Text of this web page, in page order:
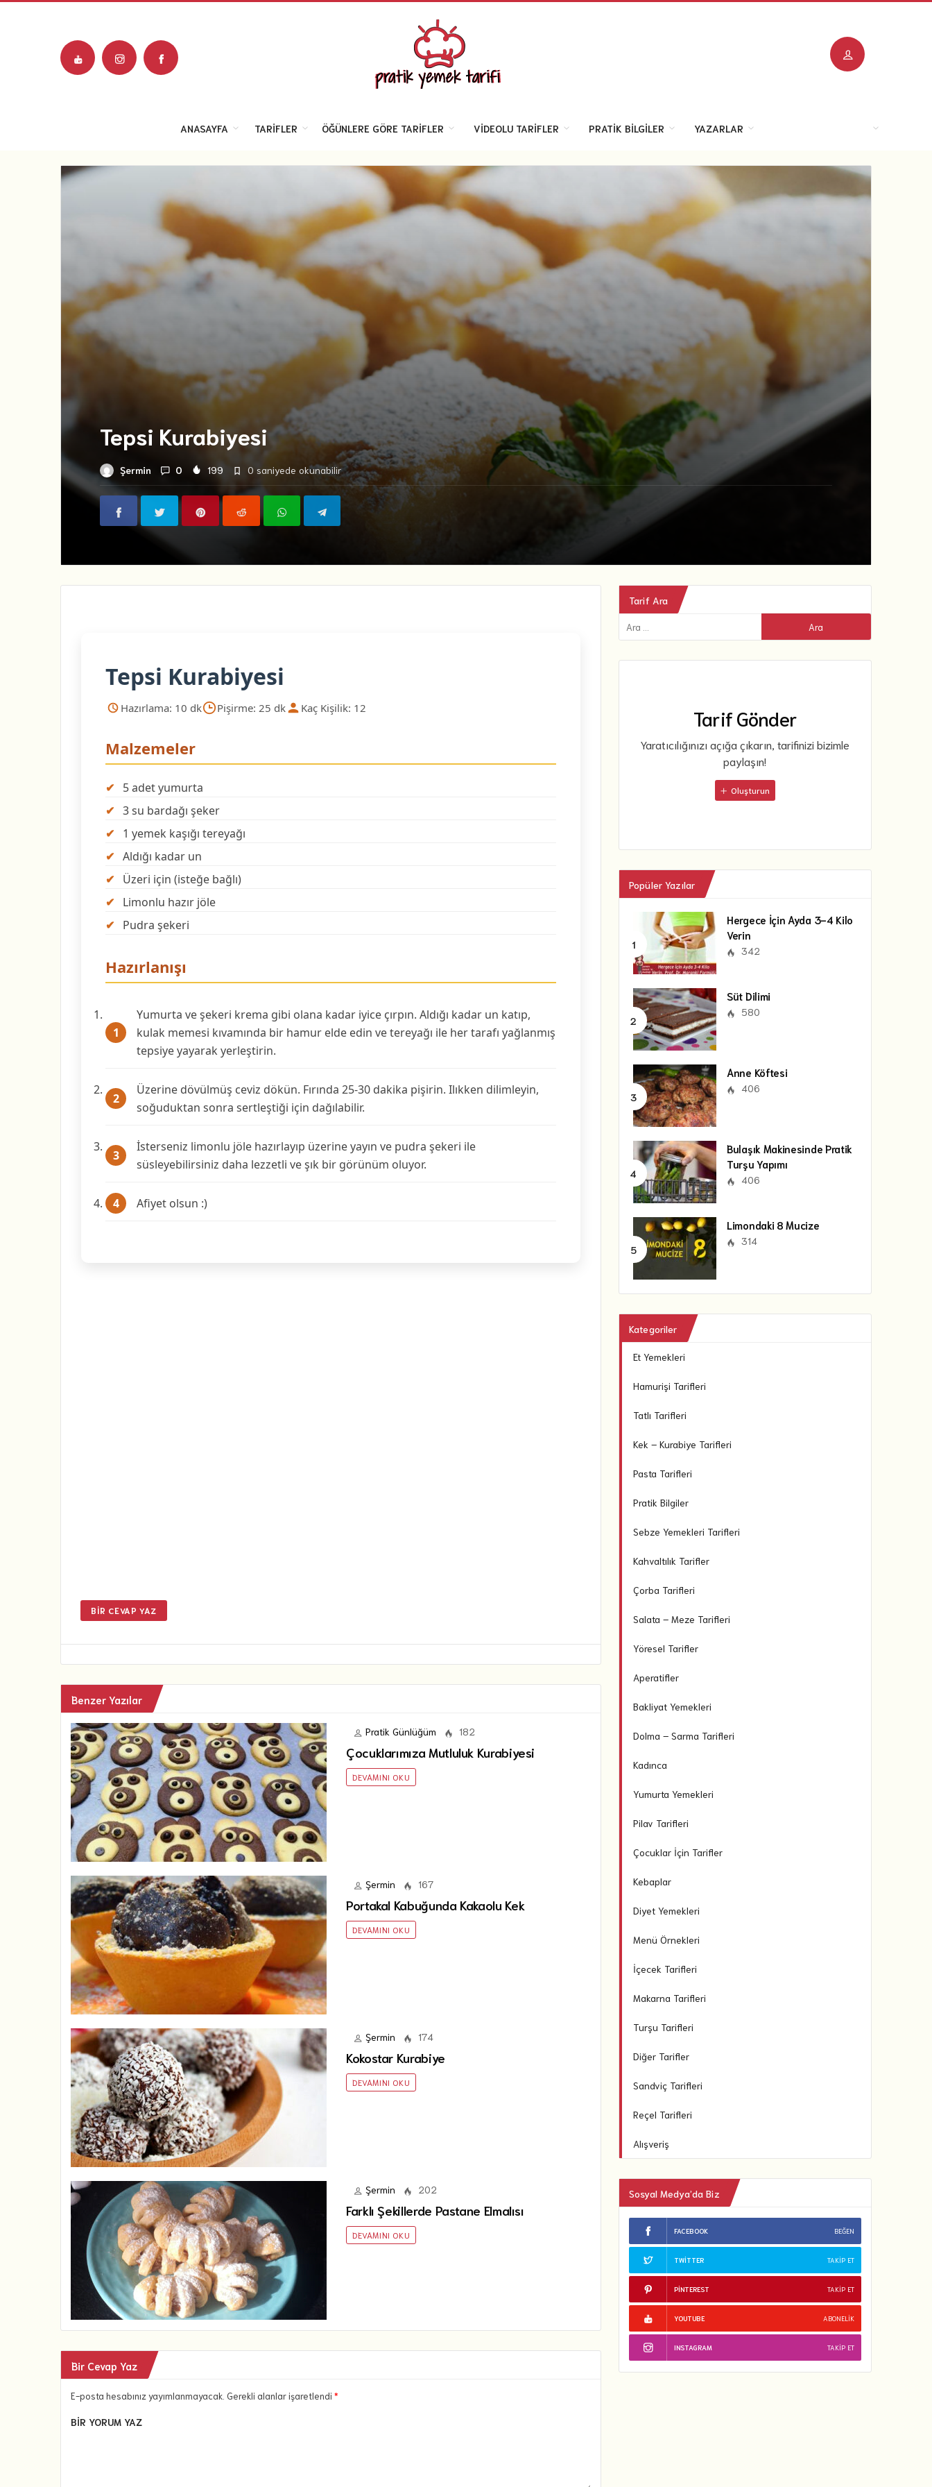
ANASAYFA TARIFLER ÖĞÜNLERE GÖRE TARIFLER VIDEOLU TARIFLER PRATIK BILGILER YAZARLAR
Tepsi Kurabiyesi
Şermin 0 199 0 saniyede okunabilir
Tepsi Kurabiyesi
Hazırlama: 10 dk Pişirme: 25 dk Kaç Kişilik: 12
Malzemeler
5 adet yumurta
3 su bardağı şeker
1 yemek kaşığı tereyağı
Aldığı kadar un
Üzeri için (isteğe bağlı)
Limonlu hazır jöle
Pudra şekeri
Hazırlanışı
Yumurta ve şekeri krema gibi olana kadar iyice çırpın. Aldığı kadar un katıp,
kulak memesi kıvamında bir hamur elde edin ve tereyağı ile her tarafı yağlanmış
tepsiye yayarak yerleştirin.
Üzerine dövülmüş ceviz dökün. Fırında 25-30 dakika pişirin. Ilıkken dilimleyin,
soğuduktan sonra sertleştiği için dağılabilir.
İsterseniz limonlu jöle hazırlayıp üzerine yayın ve pudra şekeri ile
süsleyebilirsiniz daha lezzetli ve şık bir görünüm oluyor.
Afiyet olsun :)
BIR CEVAP YAZ
Benzer Yazılar
Pratik Günlüğüm 182
Çocuklarımıza Mutluluk Kurabiyesi
DEVAMINI OKU
Şermin 167
Portakal Kabuğunda Kakaolu Kek
DEVAMINI OKU
Şermin 174
Kokostar Kurabiye
DEVAMINI OKU
Şermin 202
Farklı Şekillerde Pastane Elmalısı
DEVAMINI OKU
Bir Cevap Yaz
E-posta hesabınız yayımlanmayacak. Gerekli alanlar işaretlendi *
BIR YORUM YAZ
Tarif Ara
Tarif Gönder
Yaratıcılığınızı açığa çıkarın, tarifinizi bizimle
paylaşın!
Oluşturun
Popüler Yazılar
Hergece İçin Ayda 3-4 Kilo
Verin
342
Süt Dilimi
580
Anne Köftesi
406
Bulaşık Makinesinde Pratik
Turşu Yapımı
406
Limondaki 8 Mucize
314
Kategoriler
Et Yemekleri
Hamurişi Tarifleri
Tatlı Tarifleri
Kek – Kurabiye Tarifleri
Pasta Tarifleri
Pratik Bilgiler
Sebze Yemekleri Tarifleri
Kahvaltılık Tarifler
Çorba Tarifleri
Salata – Meze Tarifleri
Yöresel Tarifler
Aperatifler
Bakliyat Yemekleri
Dolma – Sarma Tarifleri
Kadınca
Yumurta Yemekleri
Pilav Tarifleri
Çocuklar İçin Tarifler
Kebaplar
Diyet Yemekleri
Menü Örnekleri
İçecek Tarifleri
Makarna Tarifleri
Turşu Tarifleri
Diğer Tarifler
Sandviç Tarifleri
Reçel Tarifleri
Alışveriş
Sosyal Medya’da Biz
FACEBOOK BEĞEN
TWITTER TAKIP ET
PINTEREST TAKIP ET
YOUTUBE ABONELIK
INSTAGRAM TAKIP ET